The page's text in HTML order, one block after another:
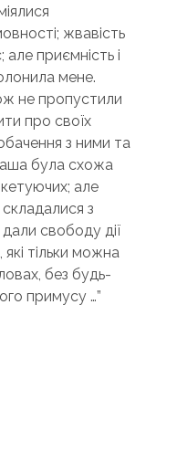
жвавість
але приємність і
мене.
не пропустили
про своїх
з ними та
була схожа
але
з
свободу дії
які тільки можна
без будь-
примусу …”